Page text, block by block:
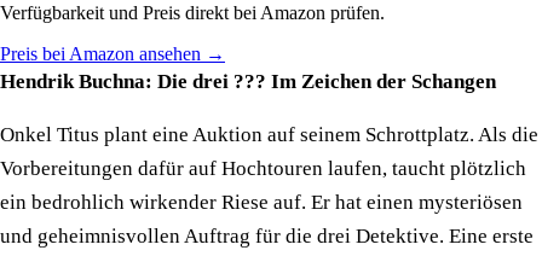
Verfügbarkeit und Preis direkt bei Amazon prüfen.
Preis bei Amazon ansehen →
Hendrik Buchna: Die drei ??? Im Zeichen der Schangen
Onkel Titus plant eine Auktion auf seinem Schrottplatz. Als die
Vorbereitungen dafür auf Hochtouren laufen, taucht plötzlich
ein bedrohlich wirkender Riese auf. Er hat einen mysteriösen
und geheimnisvollen Auftrag für die drei Detektive. Eine erste